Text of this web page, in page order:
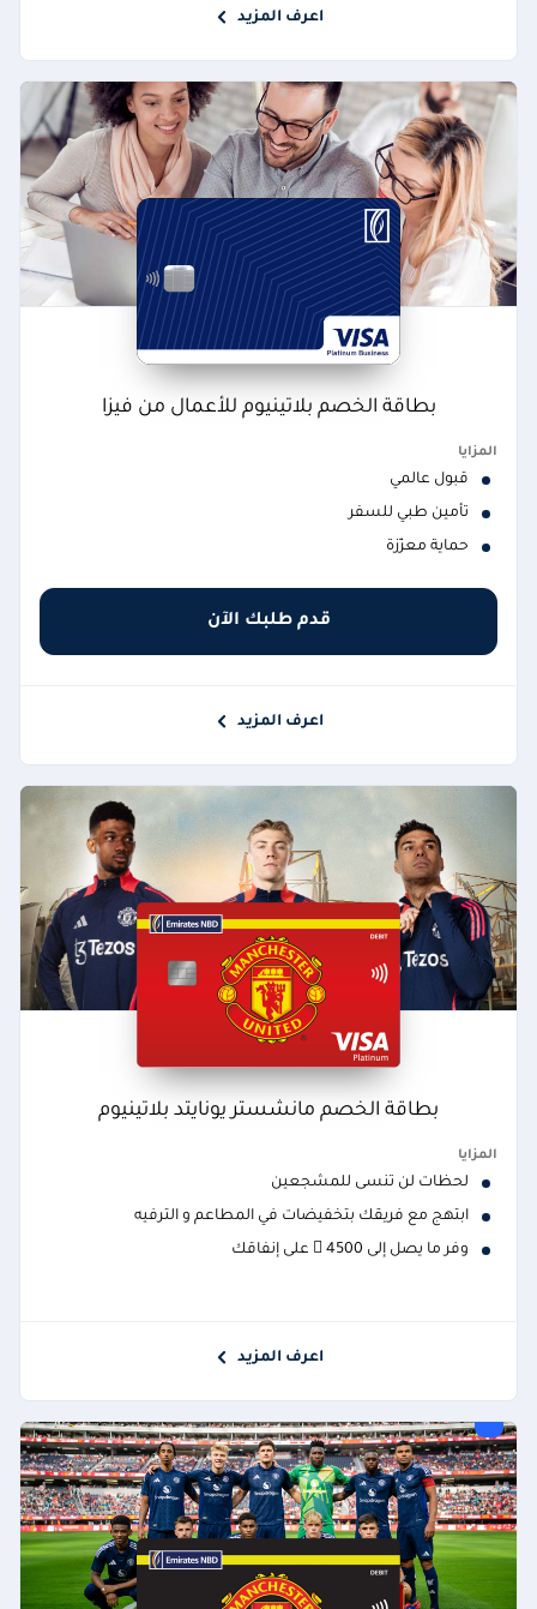
اعرف المزيد
بطاقة الخصم بلاتينيوم للأعمال من فيزا
المزايا
قبول عالمي
تأمين طبي للسفر
حماية معزّزة
قدم طلبك الآن
اعرف المزيد
بطاقة الخصم مانشستر يونايتد بلاتينيوم
المزايا
لحظات لن تنسى للمشجعين
ابتهج مع فريقك بتخفيضات في المطاعم و الترفيه
وفر ما يصل إلى 4500  على إنفاقك
اعرف المزيد